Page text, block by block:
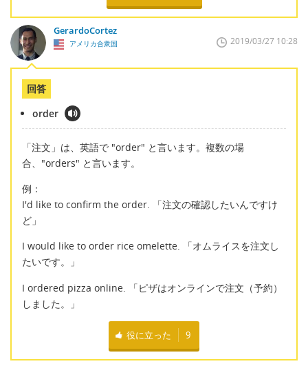
GerardoCortez
アメリカ合衆国 2019/03/27 10:28
回答
order
「注文」は、英語で "order" と言います。複数の場
合、"orders" と言います。
例：
I'd like to confirm the order. 「注文の確認したいんですけ
ど」
I would like to order rice omelette. 「オムライスを注文し
たいです。」
I ordered pizza online. 「ピザはオンラインで注文（予約）
しました。」
役に立った 9